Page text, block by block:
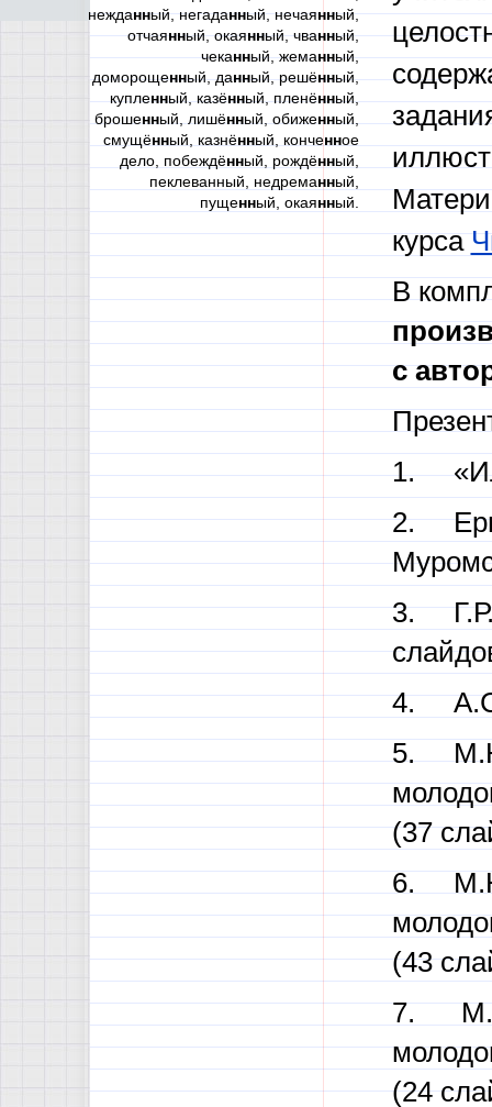
нежданный, негаданный, нечаянный,
отчаянный, окаянный, чванный,
чеканный, жеманный,
доморощенный, данный, решённый,
купленный, казённый, пленённый,
брошенный, лишённый, обиженный,
смущённый, казнённый, конченное
дело, побеждённый, рождённый,
пеклеванный, недреманный,
пущенный, окаянный.
курса
В
с
1.
2.
3. Г.Р.
4. А.С.
5. М.Ю.
(37
6. М.Ю.
(43
7. М.Ю.
(24